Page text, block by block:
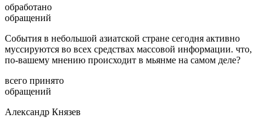
обработано
обращений
События в небольшой азиатской стране сегодня активно
муссируются во всех средствах массовой информации. что,
по-вашему мнению происходит в мьянме на самом деле?
всего принято
обращений
Александр Князев